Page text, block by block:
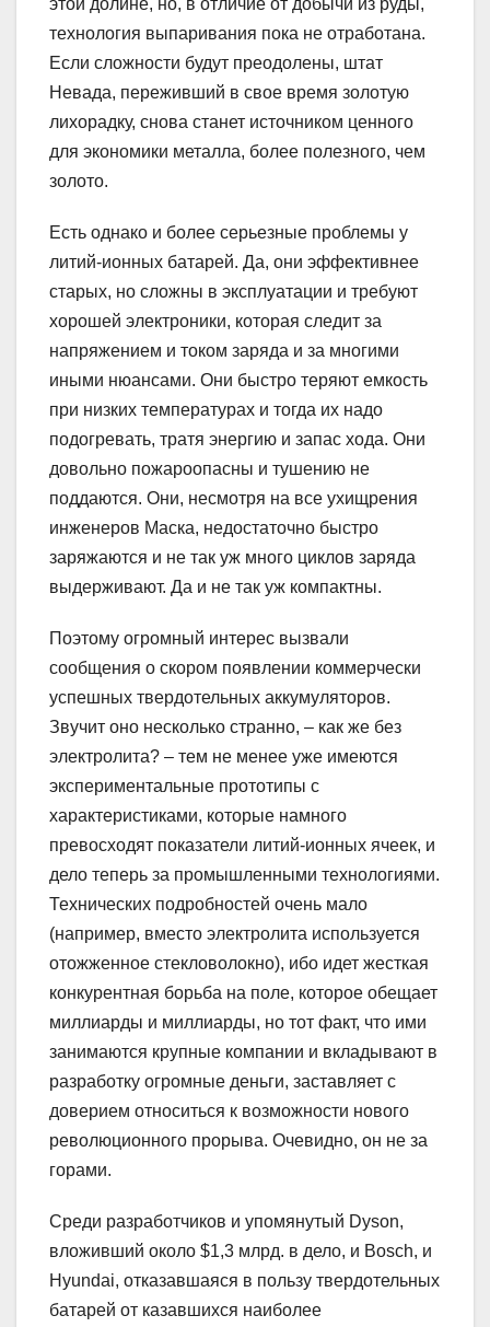
технология выпаривания пока не отработана.
Если сложности будут преодолены, штат
Невада, переживший в свое время золотую
лихорадку, снова станет источником ценного
для экономики металла, более полезного, чем
золото.
Есть однако и более серьезные проблемы у
литий-ионных батарей. Да, они эффективнее
старых, но сложны в эксплуатации и требуют
хорошей электроники, которая следит за
напряжением и током заряда и за многими
иными нюансами. Они быстро теряют емкость
при низких температурах и тогда их надо
подогревать, тратя энергию и запас хода. Они
довольно пожароопасны и тушению не
поддаются. Они, несмотря на все ухищрения
инженеров Маска, недостаточно быстро
заряжаются и не так уж много циклов заряда
выдерживают. Да и не так уж компактны.
Поэтому огромный интерес вызвали
сообщения о скором появлении коммерчески
успешных твердотельных аккумуляторов.
Звучит оно несколько странно, – как же без
электролита? – тем не менее уже имеются
экспериментальные прототипы с
характеристиками, которые намного
превосходят показатели литий-ионных ячеек, и
дело теперь за промышленными технологиями.
Технических подробностей очень мало
(например, вместо электролита используется
отожженное стекловолокно), ибо идет жесткая
конкурентная борьба на поле, которое обещает
миллиарды и миллиарды, но тот факт, что ими
занимаются крупные компании и вкладывают в
разработку огромные деньги, заставляет с
доверием относиться к возможности нового
революционного прорыва. Очевидно, он не за
горами.
Среди разработчиков и упомянутый Dyson,
вложивший около $1,3 млрд. в дело, и Bosch, и
Hyundai, отказавшаяся в пользу твердотельных
батарей от казавшихся наиболее